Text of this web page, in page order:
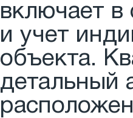
включает в
и учет
объекта.
детальный